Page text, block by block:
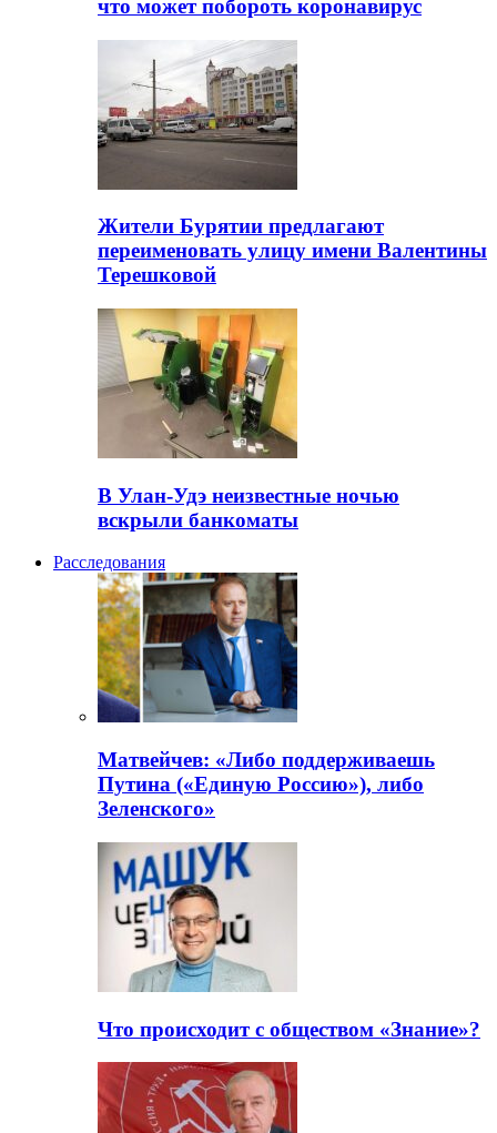
что может побороть коронавирус
Жители Бурятии предлагают
переименовать улицу имени Валентины
Терешковой
В Улан-Удэ неизвестные ночью
вскрыли банкоматы
Расследования
Матвейчев: «Либо поддерживаешь
Путина («Единую Россию»), либо
Зеленского»
Что происходит с обществом «Знание»?